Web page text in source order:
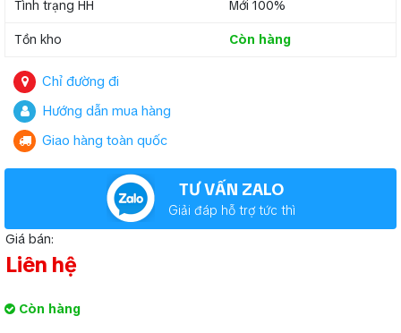
Tình trạng HH Mới 100%
Tồn kho Còn hàng
Chỉ đường đi
Hướng dẫn mua hàng
Giao hàng toàn quốc
TƯ VẤN ZALO
Giải đáp hỗ trợ tức thì
Giá bán:
Liên hệ
Còn hàng